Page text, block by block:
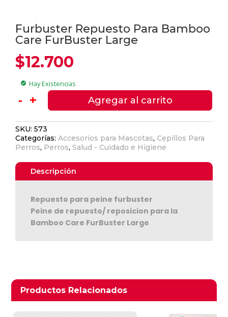
Seguir Comprando
Furbuster Repuesto Para Bamboo
Care FurBuster Large
$12.700
check_circle Hay Existencias
-
Furbuster
Repuesto
Bamboo
Care
FurBuster
Large
cantidad
+ Agregar al carrito
SKU:573
Categorías:Accesorios para Mascotas, Cepillos Para
Perros, Perros,Salud - Cuidado e Higiene
Descripción
Repuesto para peine furbuster
Peine de repuesto/ reposicion para la
Bamboo Care FurBuster Large
Productos Relacionados
Productos relacionados